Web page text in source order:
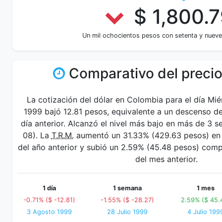
$
Un mil ochocientos pesos con setenta y
Comparativo del
La cotización del dólar en Colombia para el día
1999 bajó 12.81 pesos, equivalente a un descenso
día anterior. Alcanzó el nivel más bajo en más de 3
08). La T.R.M. aumentó un 31.33% (429.63 pesos)
del año anterior y subió un 2.59% (45.48 pesos)
del mes anterior.
1 día
-0.71% ($ -12.81)
3 Agosto 1999
1 semana
-1.55% ($ -28.27)
28 Julio 1999
1 mes
2.59% ($
4 Julio